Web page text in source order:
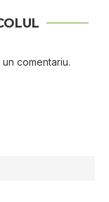
comentariu.